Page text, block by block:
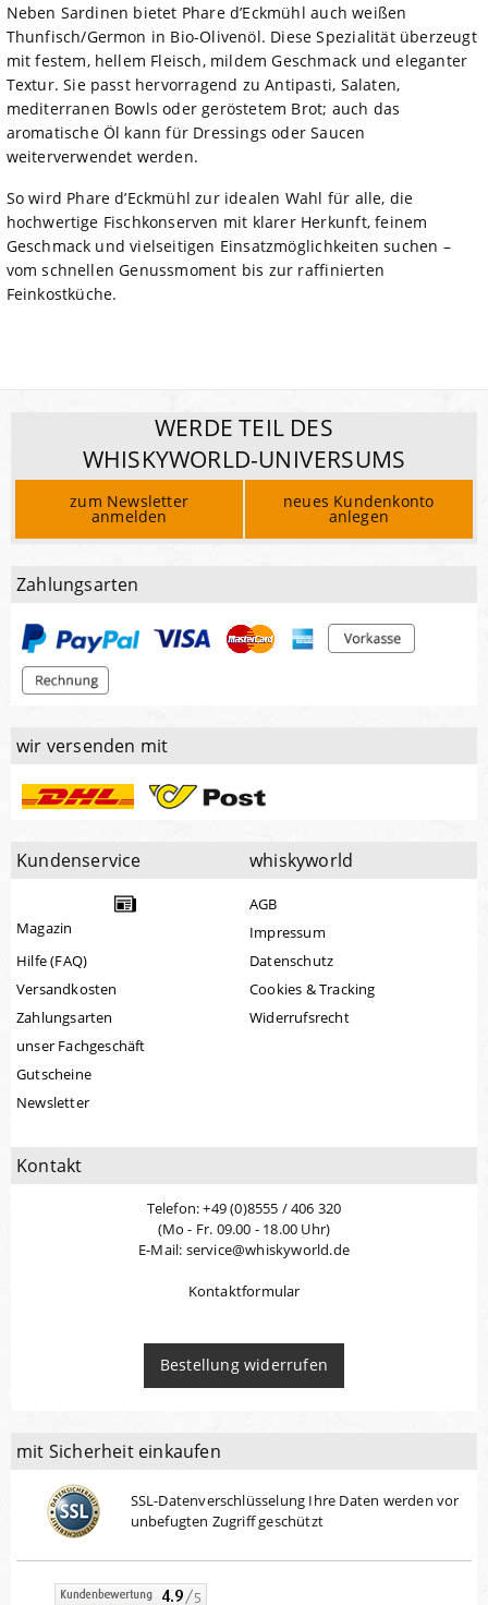
Neben Sardinen bietet Phare d’Eckmühl auch weißen
Thunfisch/Germon in Bio-Olivenöl. Diese Spezialität überzeugt
mit festem, hellem Fleisch, mildem Geschmack und eleganter
Textur. Sie passt hervorragend zu Antipasti, Salaten,
mediterranen Bowls oder geröstetem Brot; auch das
aromatische Öl kann für Dressings oder Saucen
weiterverwendet werden.
So wird Phare d’Eckmühl zur idealen Wahl für alle, die
hochwertige Fischkonserven mit klarer Herkunft, feinem
Geschmack und vielseitigen Einsatzmöglichkeiten suchen –
vom schnellen Genussmoment bis zur raffinierten
Feinkostküche.
WERDE TEIL DES
WHISKYWORLD-UNIVERSUMS
zum Newsletter
anmelden
neues Kundenkonto
anlegen
Zahlungsarten
wir versenden mit
Kundenservice
Magazin
Hilfe (FAQ)
Versandkosten
Zahlungsarten
unser Fachgeschäft
Gutscheine
Newsletter
whiskyworld
AGB
Impressum
Datenschutz
Cookies & Tracking
Widerrufsrecht
Kontakt
Telefon: +49 (0)8555 / 406 320
(Mo - Fr. 09.00 - 18.00 Uhr)
E-Mail: service@whiskyworld.de
Kontaktformular
Bestellung widerrufen
mit Sicherheit einkaufen
SSL-Datenverschlüsselung Ihre Daten werden vor
unbefugten Zugriff geschützt